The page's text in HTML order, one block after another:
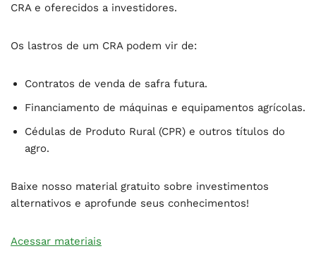
CRA e oferecidos a investidores.
Os lastros de um CRA podem vir de:
Contratos de venda de safra futura.
Financiamento de máquinas e equipamentos agrícolas.
Cédulas de Produto Rural (CPR) e outros títulos do
agro.
Baixe nosso material gratuito sobre investimentos
alternativos e aprofunde seus conhecimentos!
Acessar materiais